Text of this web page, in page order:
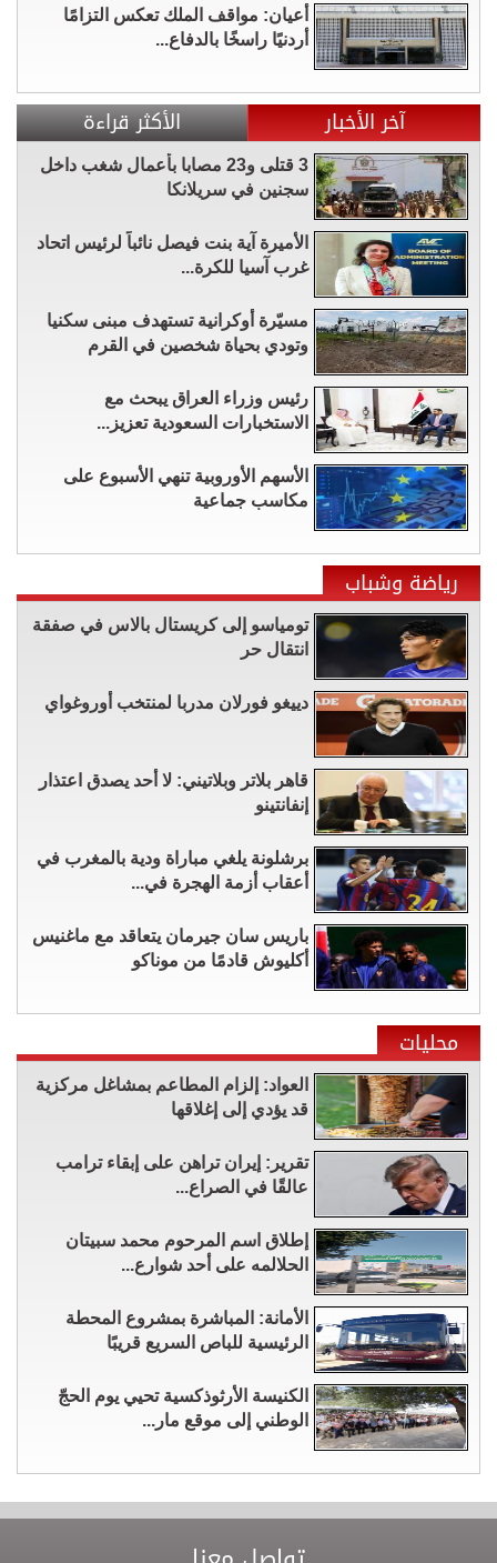
أعيان: مواقف الملك تعكس التزامًا
أردنيًا راسخًا بالدفاع...
آخر الأخبار الأكثر قراءة
3 قتلى و23 مصابا بأعمال شغب داخل
سجنين في سريلانكا
الأميرة آية بنت فيصل نائباً لرئيس اتحاد
غرب آسيا للكرة...
مسيّرة أوكرانية تستهدف مبنى سكنيا
وتودي بحياة شخصين في القرم
رئيس وزراء العراق يبحث مع
الاستخبارات السعودية تعزيز...
الأسهم الأوروبية تنهي الأسبوع على
مكاسب جماعية
رياضة وشباب
تومياسو إلى كريستال بالاس في صفقة
انتقال حر
دييغو فورلان مدربا لمنتخب أوروغواي
قاهر بلاتر وبلاتيني: لا أحد يصدق اعتذار
إنفانتينو
برشلونة يلغي مباراة ودية بالمغرب في
أعقاب أزمة الهجرة في...
باريس سان جيرمان يتعاقد مع ماغنيس
أكليوش قادمًا من موناكو
محليات
العواد: إلزام المطاعم بمشاغل مركزية
قد يؤدي إلى إغلاقها
تقرير: إيران تراهن على إبقاء ترامب
عالقًا في الصراع...
إطلاق اسم المرحوم محمد سبيتان
الحلالمه على أحد شوارع...
الأمانة: المباشرة بمشروع المحطة
الرئيسية للباص السريع قريبًا
الكنيسة الأرثوذكسية تحيي يوم الحجّ
الوطني إلى موقع مار...